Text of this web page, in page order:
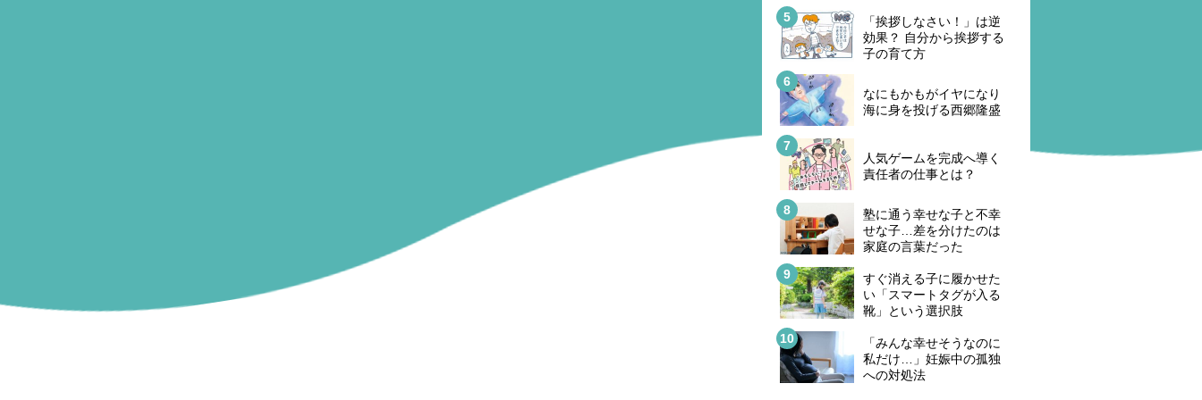
「挨拶しなさい！」は逆
効果？ 自分から挨拶する
子の育て方
なにもかもがイヤになり
海に身を投げる西郷隆盛
人気ゲームを完成へ導く
責任者の仕事とは？
塾に通う幸せな子と不幸
せな子…差を分けたのは
家庭の言葉だった
すぐ消える子に履かせた
い「スマートタグが入る
靴」という選択肢
「みんな幸せそうなのに
私だけ…」妊娠中の孤独
への対処法